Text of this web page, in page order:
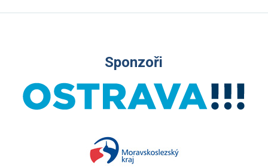
Sponzoři